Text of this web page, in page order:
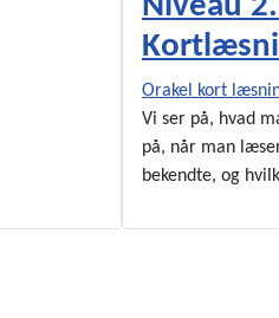
Orakel kort
Vi ser på, hvad
på, når man
bekendte, og